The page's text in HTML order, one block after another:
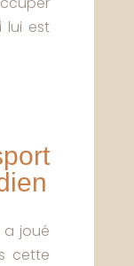
lui est
a joué
cette